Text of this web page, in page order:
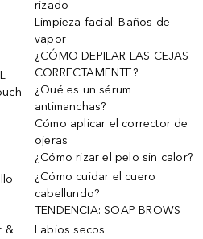
&
rizado
Limpieza facial: Baños de
vapor
¿CÓMO DEPILAR LAS CEJAS
CORRECTAMENTE?
¿Qué es un sérum
antimanchas?
Cómo aplicar el corrector de
ojeras
¿Cómo rizar el pelo sin calor?
¿Cómo cuidar el cuero
cabellundo?
TENDENCIA: SOAP BROWS
Labios secos